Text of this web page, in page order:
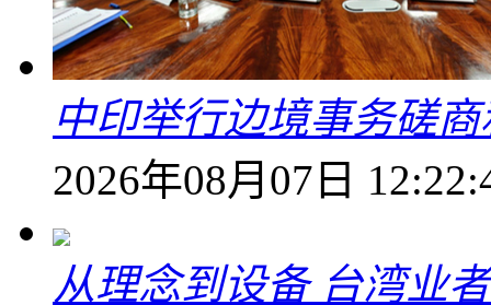
中印举行边境事务磋
2026年08月07日
从理念到设备 台湾业